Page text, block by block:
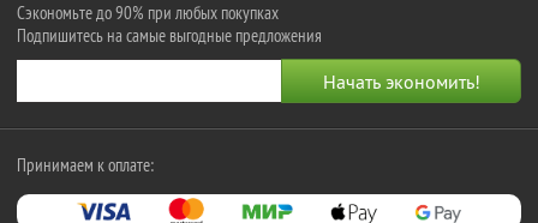
Сэкономьте до 90% при любых покупках
Подпишитесь на самые выгодные предложения
Принимаем к оплате: